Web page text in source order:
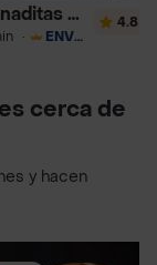
Empanaditas de Pipian - Empanadas
· ENVÍO GRATIS
4.8
cerca de
y hacen